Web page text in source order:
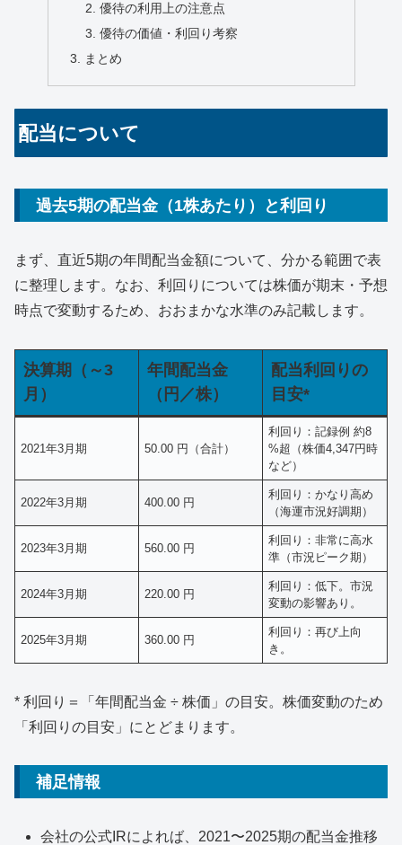
優待の利用上の注意点
優待の価値・利回り考察
まとめ
配当について
過去5期の配当金（1株あたり）と利回り
まず、直近5期の年間配当金額について、分かる範囲で表
に整理します。なお、利回りについては株価が期末・予想
時点で変動するため、おおまかな水準のみ記載します。
決算期（～3
月）
年間配当金
（円／株）
配当利回りの
目安*
2021年3月期 50.00 円（合計）
利回り：記録例 約8
%超（株価4,347円時
など）
2022年3月期 400.00 円
利回り：かなり高め
（海運市況好調期）
2023年3月期 560.00 円
利回り：非常に高水
準（市況ピーク期）
2024年3月期 220.00 円
利回り：低下。市況
変動の影響あり。
2025年3月期 360.00 円
利回り：再び上向
き。
* 利回り＝「年間配当金 ÷ 株価」の目安。株価変動のため
「利回りの目安」にとどまります。
補足情報
会社の公式IRによれば、2021〜2025期の配当金推移